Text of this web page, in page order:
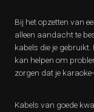
Bij het opzetten van
alleen aandacht te
kabels die je
kan helpen om
zorgen dat je
Kabels van goede